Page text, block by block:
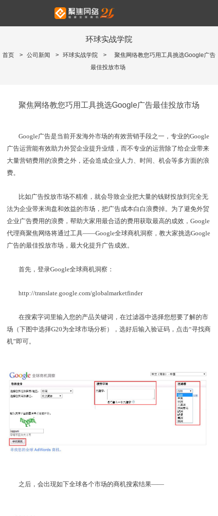
环球实战学院
首页 > 公司新闻 > 环球实战学院 >
聚焦网络教您巧用工具挑选Google广告
最佳投放市场
聚焦网络教您巧用工具挑选Google广告最佳投放市场
Google广告是当前开发海外市场的有效营销手段之一，专业的Google
广告运营能有效助力外贸企业提升业绩，而不专业的运营除了给企业带来
大量营销费用的浪费之外，还会造成企业人力、时间、机会等多方面的浪
费。
比如广告投放市场不精准，就会导致企业把大量的钱财投放到完全无
法为企业带来询盘和效益的市场，把广告成本白白浪费掉。为了避免外贸
企业广告费用的浪费，帮助大家用最合适的费用获取最高的成效，Google
代理商聚焦网络将通过工具——Google全球商机洞察，教大家挑选Google
广告的最佳投放市场，最大化提升广告成效。
首先，登录Google全球商机洞察：
http://translate.google.com/globalmarketfinder
在搜索字词里输入您的产品关键词，在过滤器中选择您想要了解的市
场（下图中选择G20为全球市场分析），选好后输入验证码，点击“寻找商
机”即可。
之后，会出现如下全球各个市场的商机搜索结果——